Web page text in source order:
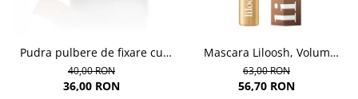
Pudra pulbere de fixare cu
bambus Paese Bamboo
Powder - 5g
40,00 RON
36,00 RON
Mascara Liloosh, Volum
Panoramic - 10,5ml
63,00 RON
56,70 RON